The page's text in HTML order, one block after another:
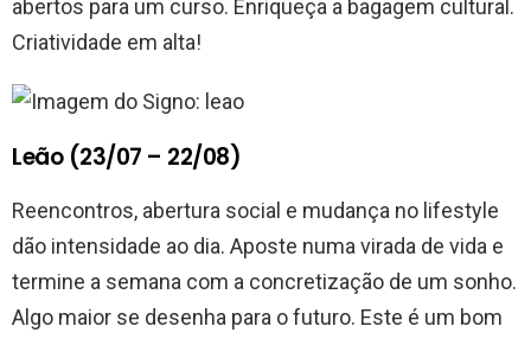
abertos para um curso. Enriqueça a bagagem cultural.
Criatividade em alta!
Leão (23/07 – 22/08)
Reencontros, abertura social e mudança no lifestyle
dão intensidade ao dia. Aposte numa virada de vida e
termine a semana com a concretização de um sonho.
Algo maior se desenha para o futuro. Este é um bom